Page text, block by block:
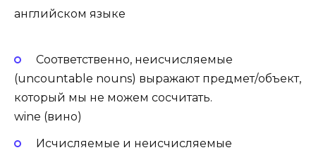
Соответственно, неисчисляемые
(uncountable nouns) выражают предмет/объект,
который мы не можем сосчитать.
wine (вино)
Исчисляемые и неисчисляемые